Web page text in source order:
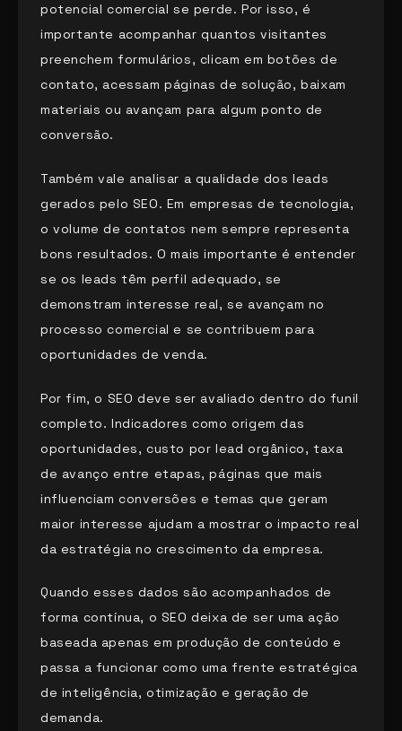
potencial comercial se perde. Por isso, é
importante acompanhar quantos visitantes
preenchem formulários, clicam em botões de
contato, acessam páginas de solução, baixam
materiais ou avançam para algum ponto de
conversão.
Também vale analisar a qualidade dos leads
gerados pelo SEO. Em empresas de tecnologia,
o volume de contatos nem sempre representa
bons resultados. O mais importante é entender
se os leads têm perfil adequado, se
demonstram interesse real, se avançam no
processo comercial e se contribuem para
oportunidades de venda.
Por fim, o SEO deve ser avaliado dentro do funil
completo. Indicadores como origem das
oportunidades, custo por lead orgânico, taxa
de avanço entre etapas, páginas que mais
influenciam conversões e temas que geram
maior interesse ajudam a mostrar o impacto real
da estratégia no crescimento da empresa.
Quando esses dados são acompanhados de
forma contínua, o SEO deixa de ser uma ação
baseada apenas em produção de conteúdo e
passa a funcionar como uma frente estratégica
de inteligência, otimização e geração de
demanda.